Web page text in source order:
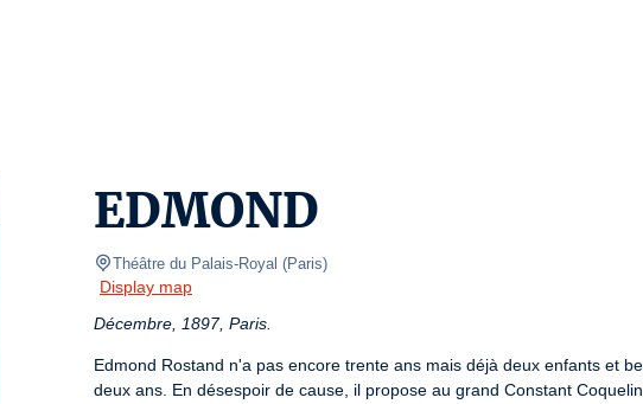
EDMOND
Théâtre du Palais-Royal (Paris)
Display map
Décembre, 1897, Paris.
Edmond Rostand n'a pas encore trente ans mais déjà deux enfants et
deux ans. En désespoir de cause, il propose au grand Constant